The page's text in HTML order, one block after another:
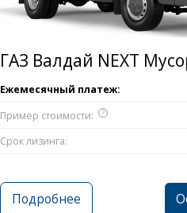
ГАЗ Валдай NEXT
Ежемесячный платеж:
Пример стоимости:
?
Срок лизинга:
Подробнее